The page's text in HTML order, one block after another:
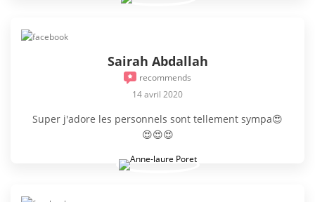
Sairah Abdallah
recommends
14 avril 2020
Super j'adore les personnels sont tellement sympa😍
😍😍😍